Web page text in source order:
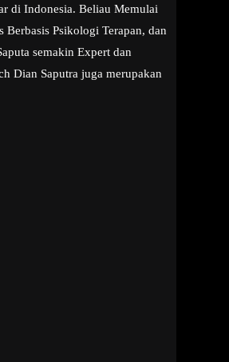
di Indonesia. Beliau Memulai
Psikologi Terapan, dan
semakin Expert dan
Dian Saputra juga merupakan